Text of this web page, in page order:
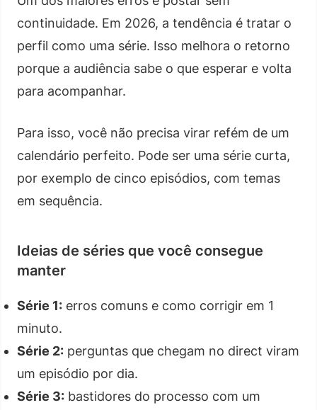
continuidade. Em 2026, a tendência é tratar o
perfil como uma série. Isso melhora o retorno
porque a audiência sabe o que esperar e volta
para acompanhar.
Para isso, você não precisa virar refém de um
calendário perfeito. Pode ser uma série curta,
por exemplo de cinco episódios, com temas
em sequência.
Ideias de séries que você consegue
manter
Série 1: erros comuns e como corrigir em 1
minuto.
Série 2: perguntas que chegam no direct viram
um episódio por dia.
Série 3: bastidores do processo com um